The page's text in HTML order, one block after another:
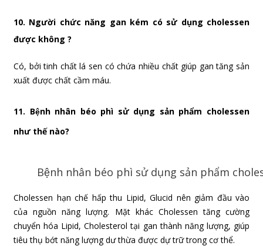
10. Người chức năng gan kém có sử dụng cholessen
được không ?
Có, bởi tinh chất lá sen có chứa nhiều chất giúp gan tăng sản
xuất được chất cầm máu.
11. Bệnh nhân béo phì sử dụng sản phẩm cholessen
như thế nào?
Bệnh nhân béo phì sử dụng sản phẩm
Cholessen hạn chế hấp thu Lipid, Glucid nên giảm đầu vào
của nguồn năng lượng. Mặt khác Cholessen tăng cường
chuyển hóa Lipid, Cholesterol tại gan thành năng lượng, giúp
tiêu thụ bớt năng lượng dư thừa được dự trữ trong cơ thể.